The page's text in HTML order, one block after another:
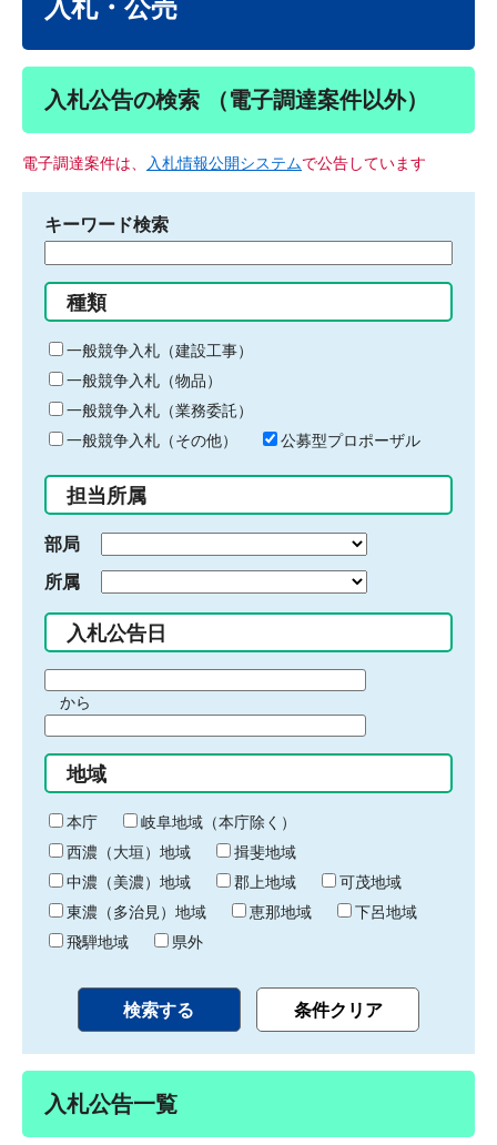
入札・公売
入札公告の検索 （電子調達案件以外）
電子調達案件は、 入札情報公開システムで公告しています
キーワード検索
る
キ
ー
ワ
ー
ド
入
力
種類
一般競争入札（建設工事）
一般競争入札（物品）
一般競争入札（業務委託）
一般競争入札（その他）
公募型プロポーザル
担当所属
部局
所属
入札公告日
間
始
り
から
間
終
わ
り
地域
本庁
岐阜地域（本庁除く）
西濃（大垣）地域
揖斐地域
中濃（美濃）地域
郡上地域
可茂地域
東濃（多治見）地域
恵那地域
下呂地域
飛騨地域
県外
入札公告一覧